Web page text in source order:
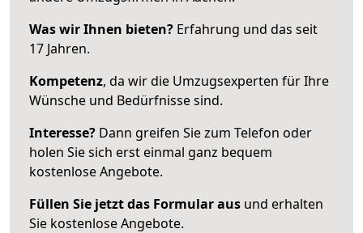
Was wir Ihnen bieten? Erfahrung und das seit
17 Jahren.
Kompetenz, da wir die Umzugsexperten für Ihre
Wünsche und Bedürfnisse sind.
Interesse? Dann greifen Sie zum Telefon oder
holen Sie sich erst einmal ganz bequem
kostenlose Angebote.
Füllen Sie jetzt das Formular aus und erhalten
Sie kostenlose Angebote.